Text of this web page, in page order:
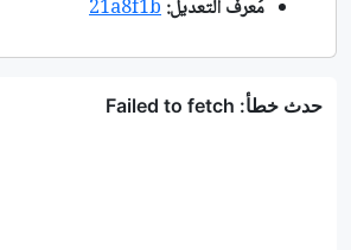
مُعرف التعديل:21a8f1b